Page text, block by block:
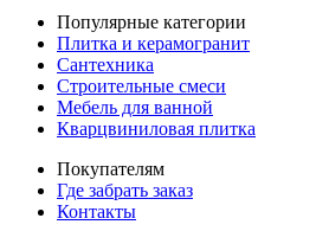
Популярные категории
Плитка и керамогранит
Сантехника
Строительные смеси
Мебель для ванной
Кварцвиниловая плитка
Покупателям
Где забрать заказ
Контакты